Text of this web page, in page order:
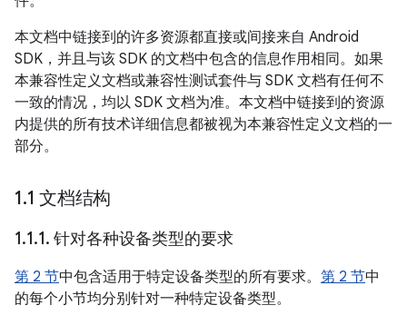
本文档中链接到的许多资源都直接或间接来自 Android
SDK，并且与该 SDK 的文档中包含的信息作用相同。如果
本兼容性定义文档或兼容性测试套件与 SDK 文档有任何不
一致的情况，均以 SDK 文档为准。本文档中链接到的资源
内提供的所有技术详细信息都被视为本兼容性定义文档的一
部分。
1.1 文档结构
1.1.1. 针对各种设备类型的要求
第 2 节中包含适用于特定设备类型的所有要求。 第 2 节中
的每个小节均分别针对一种特定设备类型。